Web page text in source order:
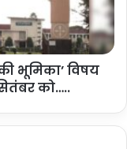
भूमिका’ विषय
को…..